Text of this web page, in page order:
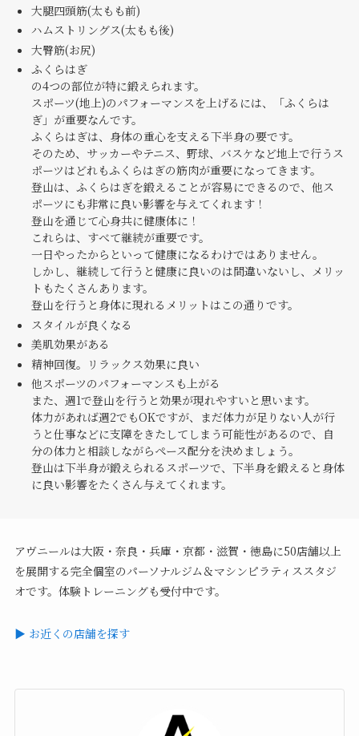
大腿四頭筋(太もも前)
ハムストリングス(太もも後)
大臀筋(お尻)
ふくらはぎ
の4つの部位が特に鍛えられます。
スポーツ(地上)のパフォーマンスを上げるには、「ふくらは
ぎ」が重要なんです。
ふくらはぎは、身体の重心を支える下半身の要です。
そのため、サッカーやテニス、野球、バスケなど地上で行うス
ポーツはどれもふくらはぎの筋肉が重要になってきます。
登山は、ふくらはぎを鍛えることが容易にできるので、他ス
ポーツにも非常に良い影響を与えてくれます！
登山を通じて心身共に健康体に！
これらは、すべて継続が重要です。
一日やったからといって健康になるわけではありません。
しかし、継続して行うと健康に良いのは間違いないし、メリッ
トもたくさんあります。
登山を行うと身体に現れるメリットはこの通りです。
スタイルが良くなる
美肌効果がある
精神回復。リラックス効果に良い
他スポーツのパフォーマンスも上がる
また、週1で登山を行うと効果が現れやすいと思います。
体力があれば週2でもOKですが、まだ体力が足りない人が行
うと仕事などに支障をきたしてしまう可能性があるので、自
分の体力と相談しながらペース配分を決めましょう。
登山は下半身が鍛えられるスポーツで、下半身を鍛えると身体
に良い影響をたくさん与えてくれます。
アヴニールは大阪・奈良・兵庫・京都・滋賀・徳島に50店舗以上
を展開する完全個室のパーソナルジム＆マシンピラティススタジ
オです。体験トレーニングも受付中です。
▶ お近くの店舗を探す